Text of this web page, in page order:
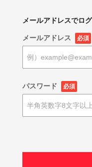
メールアドレスでロ
メールアドレス 必須
パスワード 必須